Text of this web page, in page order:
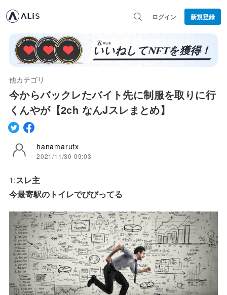
ログイン 新規登録
他カテゴリ
今からバックレたバイト先に制服を取りに行
くんやが【2ch なんJスレまとめ】
hanamarufx
2021/11/30 09:03
1:スレ主
今最寄駅のトイレでびびってる